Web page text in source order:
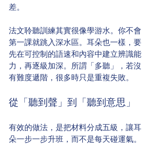
差。
法文聆聽訓練其實很像學游水。你不會
第一課就跳入深水區。耳朵也一樣，要
先在可控制的語速和內容中建立辨識能
力，再逐級加深。所謂「多聽」，若沒
有難度遞階，很多時只是重複失敗。
從「聽到聲」到「聽到意思」
有效的做法，是把材料分成五級，讓耳
朵一步一步升班，而不是每天碰運氣。